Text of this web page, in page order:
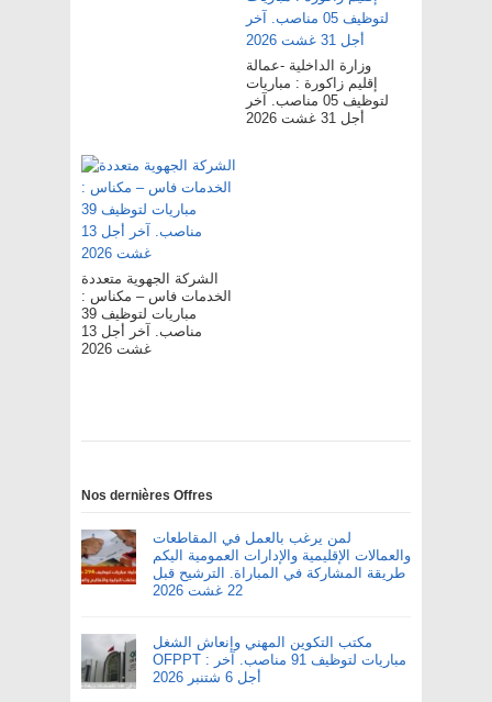
وزارة الداخلية -عمالة
إقليم زاكورة : مباريات
لتوظيف 05 مناصب. آخر
أجل 31 غشت 2026
الشركة الجهوية متعددة
الخدمات فاس – مکناس :
مباريات لتوظيف 39
مناصب. آخر أجل 13
غشت 2026
Nos dernières Offres
لمن يرغب بالعمل في المقاطعات
والعمالات الإقليمية والإدارات العمومية اليكم
طريقة المشاركة في المباراة. الترشيح قبل
22 غشت 2026
مكتب التكوين المهني وإنعاش الشغل
OFPPT : مباريات لتوظيف 91 مناصب. آخر
أجل 6 شتنبر 2026